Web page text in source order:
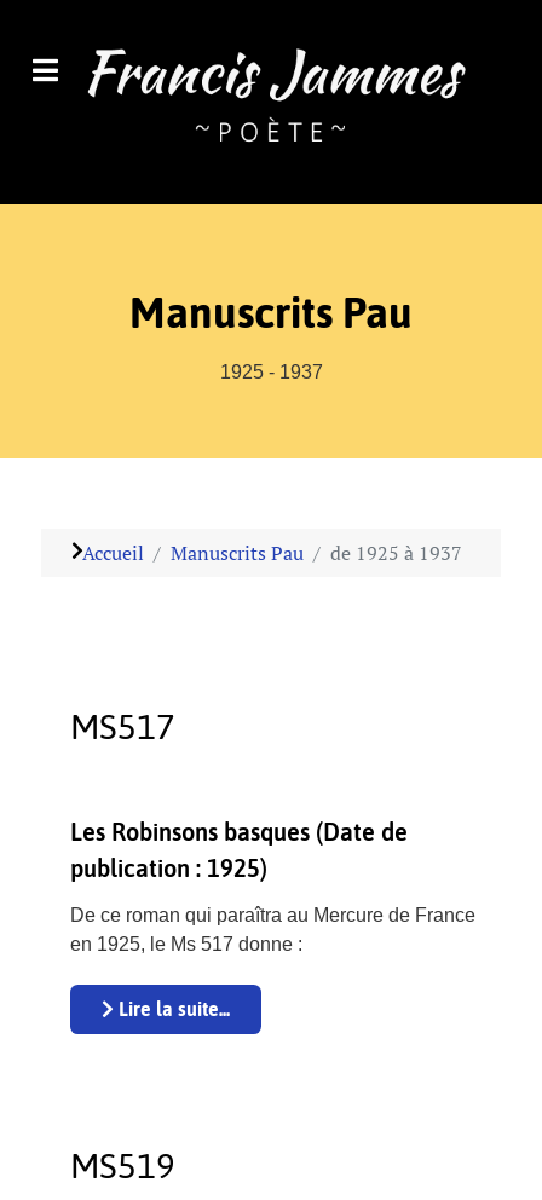
Manuscrits Pau
1925 - 1937
Accueil Manuscrits Pau de 1925 à 1937
MS517
Les Robinsons basques (Date de
publication : 1925)
De ce roman qui paraîtra au Mercure de France
en 1925, le Ms 517 donne :
Lire la suite...
MS519